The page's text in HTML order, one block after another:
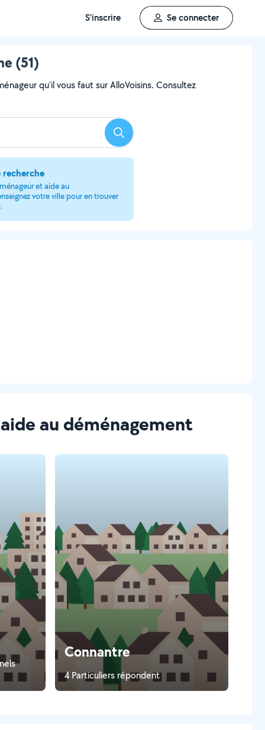
S'inscrire Se connecter
(51)
qu'il vous faut sur AlloVoisins. Consultez
Rechercher
et aide au
votre ville pour en trouver
au déménagement
Connantre
4 Particuliers répondent